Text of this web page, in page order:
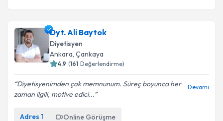
Dyt. Ali Baytok
Diyetisyen
Ankara, Çankaya
4.9 (161 Değerlendirme)
Diyetisyenimden çok memnunum. Süreç boyunca her
zaman ilgili, motive edici...
Devamı
Adres 1 Online Görüşme